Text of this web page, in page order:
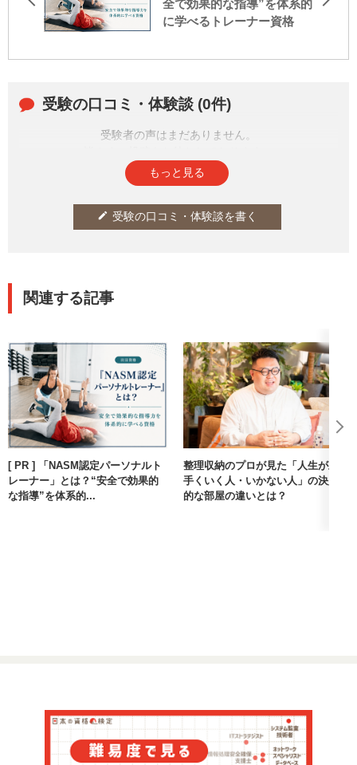
全で効果的な指導”を体系的
に学べるトレーナー資格
受験の口コミ・体験談 (0件)
受験者の声はまだありません。
もっと見る
edit 受験の口コミ・体験談を書く
関連する記事
[ PR ] 「NASM認定パーソナルト
レーナー」とは？“安全で効果的
な指導”を体系的...
整理収納のプロが見た「人生が上
手くいく人・いかない人」の決定
的な部屋の違いとは？